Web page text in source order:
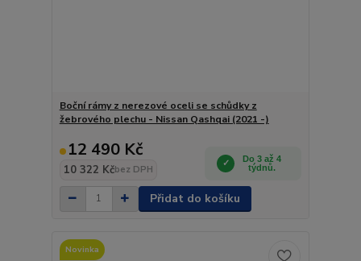
Boční rámy z nerezové oceli se schůdky z
žebrového plechu - Nissan Qashqai (2021 -)
12 490 Kč
10 322 Kčbez DPH
Do 3 až 4
týdnů.
Přidat do košíku
Novinka